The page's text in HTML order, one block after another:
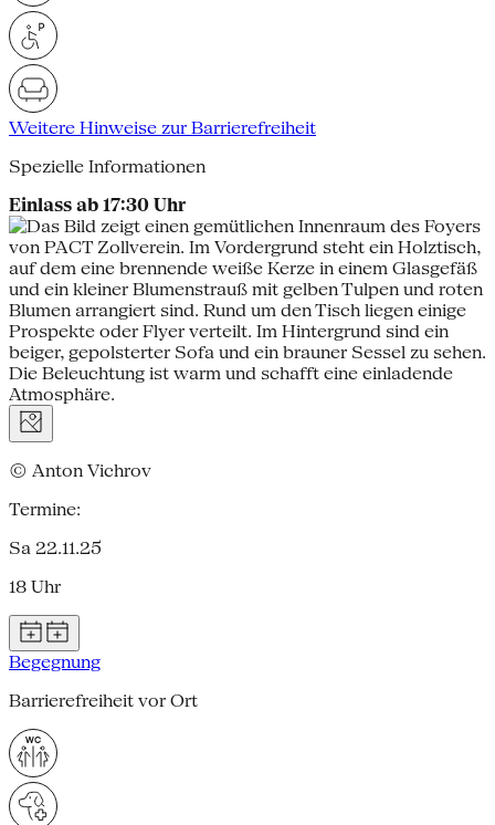
Weitere Hinweise zur Barrierefreiheit
Spezielle Informationen
Einlass ab 17:30 Uhr
© Anton Vichrov
Termine:
Sa 22.11.25
18 Uhr
Begegnung
Barrierefreiheit vor Ort